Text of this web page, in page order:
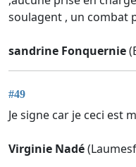
soulagent , un combat
sandrine Fonquernie
#49
Je signe car je ceci est
Virginie Nadé